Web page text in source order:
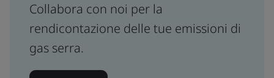
Collabora con noi per la
rendicontazione delle tue emissioni di
gas serra.